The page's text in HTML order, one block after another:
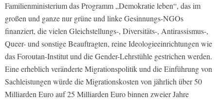
Familienministerium das Programm „Demokratie leben“, das im
großen und ganze nur grüne und linke Gesinnungs-NGOs
finanziert, die vielen Gleichstellungs-, Diversitäts-, Antirassismus-,
Queer- und sonstige Beauftragten, reine Ideologieeinrichtungen wie
das Foroutan-Institut und die Gender-Lehrstühle gestrichen werden.
Eine erheblich veränderte Migrationspolitik und die Einführung von
Sachleistungen würde die Migrationskosten von jährlich über 50
Milliarden Euro auf 25 Milliarden Euro binnen zweier Jahre